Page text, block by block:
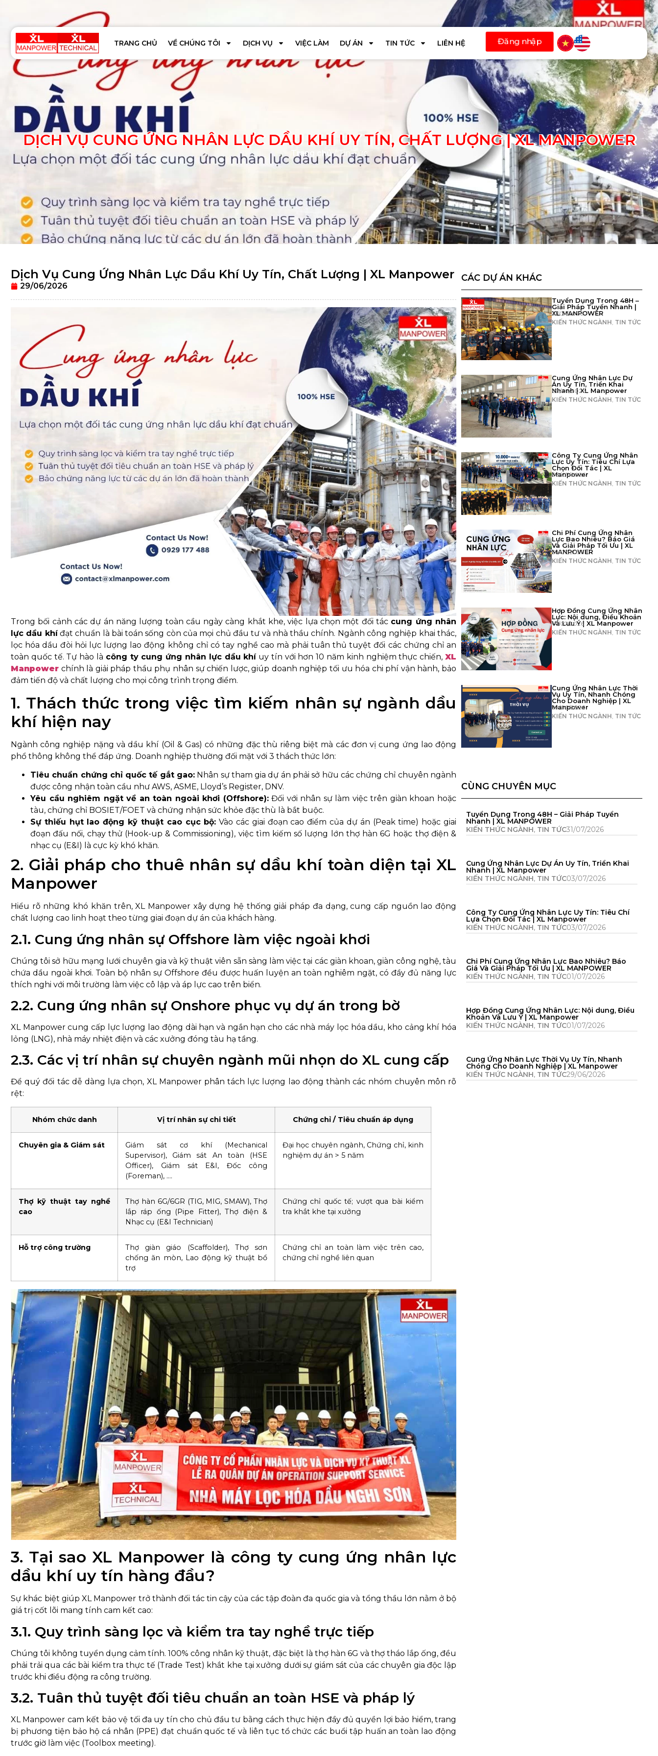
TRANG CHỦ VỀ CHÚNG TÔI DỊCH VỤ VIỆC LÀM DỰ ÁN TIN TỨC LIÊN HỆ
DỊCH VỤ CUNG ỨNG NHÂN LỰC DẦU KHÍ UY TÍN, CHẤT LƯỢNG | XL MANPOWER
Trang chủ / Tin Tức
Dịch Vụ Cung Ứng Nhân Lực Dầu Khí Uy Tín, Chất Lượng | XL Manpower
29/06/2026
Trong bối cảnh các dự án năng lượng toàn cầu ngày càng khắt khe, việc lựa chọn một đối tác cung ứng nhân
lực dầu khíđạt chuẩn là bài toán sống còn của mọi chủ đầu tư và nhà thầu chính. Ngành công nghiệp khai thác,
lọc hóa dầu đòi hỏi lực lượng lao động không chỉ có tay nghề cao mà phải tuân thủ tuyệt đối các chứng chỉ an
toàn quốc tế. Tự hào là công ty cung ứng nhân lực dầu khíuy tín với hơn 10 năm kinh nghiệm thực chiến,XL
Manpower chính là giải pháp thầu phụ nhân sự chiến lược, giúp doanh nghiệp tối ưu hóa chi phí vận hành, bảo
đảm tiến độ và chất lượng cho mọi công trình trọng điểm.
1. Thách thức trong việc tìm kiếm nhân sự ngành dầu
khí hiện nay
Ngành công nghiệp nặng và dầu khí (Oil & Gas) có những đặc thù riêng biệt mà các đơn vị cung ứng lao động
phổ thông không thể đáp ứng. Doanh nghiệp thường đối mặt với 3 thách thức lớn:
Tiêu chuẩn chứng chỉ quốc tế gắt gao: Nhân sự tham gia dự án phải sở hữu các chứng chỉ chuyên ngành
được công nhận toàn cầu như AWS, ASME, Lloyd’s Register, DNV.
Yêu cầu nghiêm ngặt về an toàn ngoài khơi (Offshore):Đối với nhân sự làm việc trên giàn khoan hoặc
tàu, chứng chỉ BOSIET/FOET và chứng nhận sức khỏe đặc thù là bắt buộc.
Sự thiếu hụt lao động kỹ thuật cao cục bộ: Vào các giai đoạn cao điểm của dự án (Peak time) hoặc giai
đoạn đấu nối, chạy thử (Hook-up & Commissioning), việc tìm kiếm số lượng lớn thợ hàn 6G hoặc thợ điện &
nhạc cụ (E&I) là cực kỳ khó khăn.
2. Giải pháp cho thuê nhân sự dầu khí toàn diện tại XL
Manpower
Hiểu rõ những khó khăn trên, XL Manpower xây dựng hệ thống giải pháp đa dạng, cung cấp nguồn lao động
chất lượng cao linh hoạt theo từng giai đoạn dự án của khách hàng.
2.1. Cung ứng nhân sự Offshore làm việc ngoài khơi
Chúng tôi sở hữu mạng lưới chuyên gia và kỹ thuật viên sẵn sàng làm việc tại các giàn khoan, giàn công nghệ, tàu
chứa dầu ngoài khơi. Toàn bộ nhân sự Offshore đều được huấn luyện an toàn nghiêm ngặt, có đầy đủ năng lực
thích nghi với môi trường làm việc cô lập và áp lực cao trên biển.
2.2. Cung ứng nhân sự Onshore phục vụ dự án trong bờ
XL Manpower cung cấp lực lượng lao động dài hạn và ngắn hạn cho các nhà máy lọc hóa dầu, kho cảng khí hóa
lỏng (LNG), nhà máy nhiệt điện và các xưởng đóng tàu hạ tầng.
2.3. Các vị trí nhân sự chuyên ngành mũi nhọn do XL cung cấp
Để quý đối tác dễ dàng lựa chọn, XL Manpower phân tách lực lượng lao động thành các nhóm chuyên môn rõ
rệt:
Nhóm chức danh Vị trí nhân sự chi tiết Chứng chỉ / Tiêu chuẩn áp dụng
Chuyên gia & Giám sát
Giám sát cơ khí (Mechanical
Supervisor), Giám sát An toàn (HSE
Officer), Giám sát E&I, Đốc công
(Foreman), ….
Đại học chuyên ngành, Chứng chỉ, kinh
nghiệm dự án > 5 năm
Thợ kỹ thuật tay nghề
cao
Thợ hàn 6G/6GR (TIG, MIG, SMAW), Thợ
lắp ráp ống (Pipe Fitter), Thợ điện &
Nhạc cụ (E&I Technician)
Chứng chỉ quốc tế; vượt qua bài kiểm
tra khắt khe tại xưởng
Hỗ trợ công trường
Thợ giàn giáo (Scaffolder), Thợ sơn
chống ăn mòn, Lao động kỹ thuật bổ
trợ
Chứng chỉ an toàn làm việc trên cao,
chứng chỉ nghề liên quan
3. Tại sao XL Manpower là công ty cung ứng nhân lực
dầu khí uy tín hàng đầu?
Sự khác biệt giúp XL Manpower trở thành đối tác tin cậy của các tập đoàn đa quốc gia và tổng thầu lớn nằm ở bộ
giá trị cốt lõi mang tính cam kết cao:
3.1. Quy trình sàng lọc và kiểm tra tay nghề trực tiếp
Chúng tôi không tuyển dụng cảm tính. 100% công nhân kỹ thuật, đặc biệt là thợ hàn 6G và thợ tháo lắp ống, đều
phải trải qua các bài kiểm tra thực tế (Trade Test) khắt khe tại xưởng dưới sự giám sát của các chuyên gia độc lập
trước khi điều động ra công trường.
3.2. Tuân thủ tuyệt đối tiêu chuẩn an toàn HSE và pháp lý
XL Manpower cam kết bảo vệ tối đa uy tín cho chủ đầu tư bằng cách thực hiện đầy đủ quyền lợi bảo hiểm, trang
bị phương tiện bảo hộ cá nhân (PPE) đạt chuẩn quốc tế và liên tục tổ chức các buổi tập huấn an toàn lao động
trước giờ làm việc (Toolbox meeting).
CÁC DỰ ÁN KHÁC
Tuyển Dụng Trong 48H –
Giải Pháp Tuyển Nhanh |
XL MANPOWER
31/07/2026
KIẾN THỨC NGÀNH, TIN TỨC
Cung Ứng Nhân Lực Dự
Án Uy Tín, Triển Khai
Nhanh | XL Manpower
03/07/2026
KIẾN THỨC NGÀNH, TIN TỨC
Công Ty Cung Ứng Nhân
Lực Uy Tín: Tiêu Chí Lựa
Chọn Đối Tác | XL
Manpower
03/07/2026
KIẾN THỨC NGÀNH, TIN TỨC
Chi Phí Cung Ứng Nhân
Lực Bao Nhiêu? Báo Giá
Và Giải Pháp Tối Ưu | XL
MANPOWER
01/07/2026
KIẾN THỨC NGÀNH, TIN TỨC
Hợp Đồng Cung Ứng Nhân
Lực: Nội dung, Điều Khoản
Và Lưu Ý | XL Manpower
01/07/2026
KIẾN THỨC NGÀNH TIN TỨC
Cung Ứng Nhân Lực Thời
Vụ Uy Tín, Nhanh Chóng
Cho Doanh Nghiệp | XL
Manpower
29/06/2026
KIẾN THỨC NGÀNH TIN TỨC
CÙNG CHUYÊN MỤC
Tuyển Dụng Trong 48H – Giải Pháp Tuyển
Nhanh | XL MANPOWER
KIẾN THỨC NGÀNH, TIN TỨC31/07/2026
Cung Ứng Nhân Lực Dự Án Uy Tín, Triển Khai
Nhanh | XL Manpower
KIẾN THỨC NGÀNH, TIN TỨC03/07/2026
Công Ty Cung Ứng Nhân Lực Uy Tín: Tiêu Chí
Lựa Chọn Đối Tác | XL Manpower
KIẾN THỨC NGÀNH, TIN TỨC03/07/2026
Chi Phí Cung Ứng Nhân Lực Bao Nhiêu? Báo
Giá Và Giải Pháp Tối Ưu | XL MANPOWER
KIẾN THỨC NGÀNH, TIN TỨC01/07/2026
Hợp Đồng Cung Ứng Nhân Lực: Nội dung, Điều
Khoản Và Lưu Ý | XL Manpower
KIẾN THỨC NGÀNH, TIN TỨC01/07/2026
Cung Ứng Nhân Lực Thời Vụ Uy Tín, Nhanh
Chóng Cho Doanh Nghiệp | XL Manpower
KIẾN THỨC NGÀNH, TIN TỨC29/06/2026